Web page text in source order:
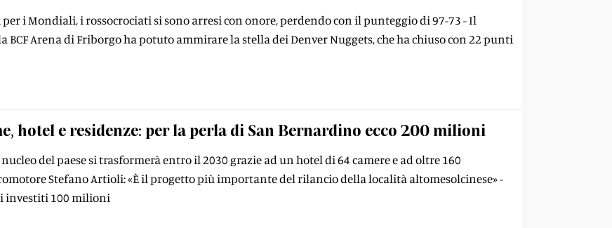
i Mondiali, i rossocrociati si sono arresi con onore, perdendo con il punteggio di 97-73 - Il
BCF Arena di Friborgo ha potuto ammirare la stella dei Denver Nuggets, che ha chiuso con 22 punti
hotel e residenze: per la perla di San Bernardino ecco 200 milioni
del paese si trasformerà entro il 2030 grazie ad un hotel di 64 camere e ad oltre 160
Stefano Artioli: «È il progetto più importante del rilancio della località altomesolcinese» -
investiti 100 milioni